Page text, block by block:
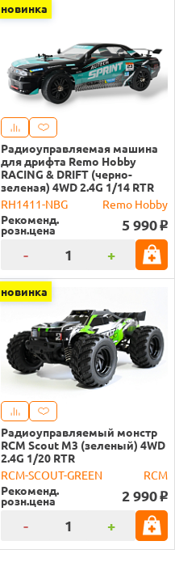
новинка
Радиоуправляемая машина
для дрифта Remo Hobby
RACING & DRIFT (черно-
зеленая) 4WD 2.4G 1/14 RTR
RH1411-NBG
Remo Hobby
Рекоменд.
розн.цена 5 990 o
- +
новинка
Радиоуправляемый монстр
RCM Scout M3 (зеленый) 4WD
2.4G 1/20 RTR
RCM-SCOUT-GREEN
RCM
Рекоменд.
розн.цена 2 990 o
- +